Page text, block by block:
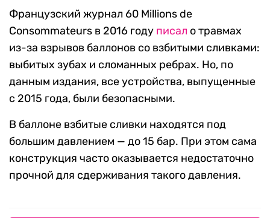
Французский журнал 60 Millions de
Consommateurs в 2016 году писал о травмах
из-за взрывов баллонов со взбитыми сливками:
выбитых зубах и сломанных ребрах. Но, по
данным издания, все устройства, выпущенные
с 2015 года, были безопасными.
В баллоне взбитые сливки находятся под
большим давлением — до 15 бар. При этом сама
конструкция часто оказывается недостаточно
прочной для сдерживания такого давления.